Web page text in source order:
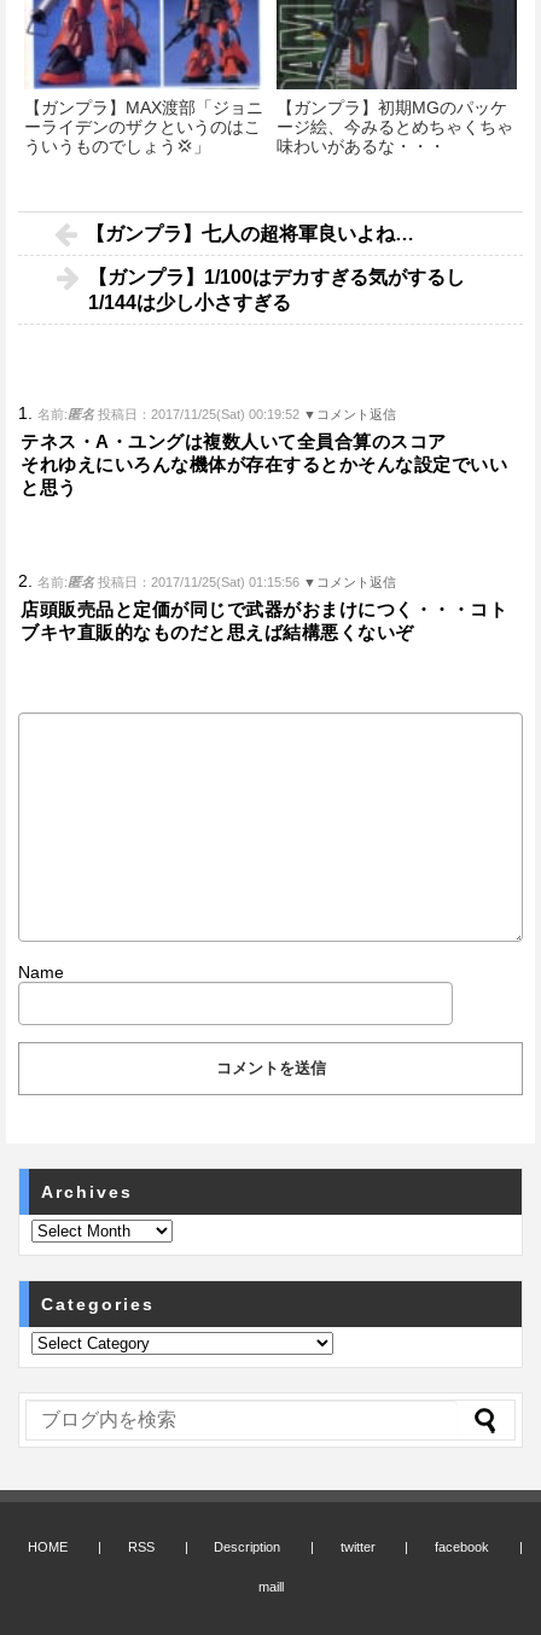
【ガンプラ】MAX渡部「ジョニ
ーライデンのザクというのはこ
ういうものでしょう💢」
【ガンプラ】初期MGのパッケ
ージ絵、今みるとめちゃくちゃ
味わいがあるな・・・
【ガンプラ】七人の超将軍良いよね…
【ガンプラ】1/100はデカすぎる気がするし
1/144は少し小さすぎる
1. 名前:匿名 投稿日：2017/11/25(Sat) 00:19:52 ▼コメント返信
テネス・A・ユングは複数人いて全員合算のスコア
それゆえにいろんな機体が存在するとかそんな設定でいい
と思う
2. 名前:匿名 投稿日：2017/11/25(Sat) 01:15:56 ▼コメント返信
店頭販売品と定価が同じで武器がおまけにつく・・・コト
ブキヤ直販的なものだと思えば結構悪くないぞ
Name
Archives
Categories
HOME RSS Description twitter facebook
maill